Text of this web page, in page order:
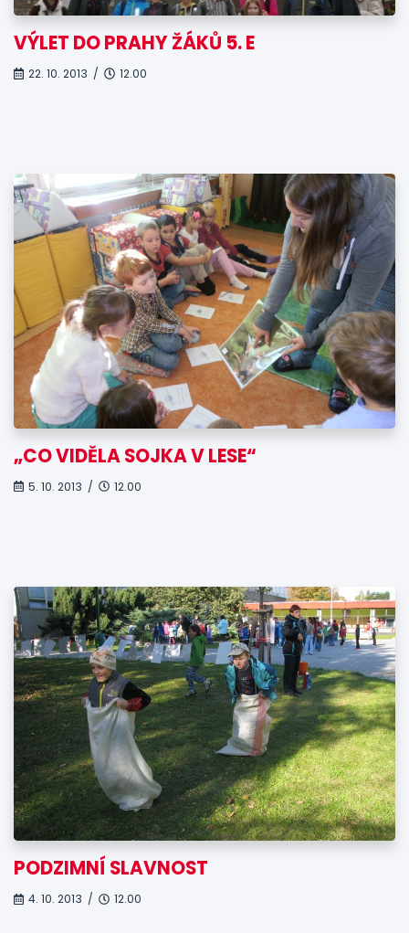
VÝLET DO PRAHY ŽÁKŮ 5. E
22. 10. 2013 / 12.00
„CO VIDĚLA SOJKA V LESE“
5. 10. 2013 / 12.00
PODZIMNÍ SLAVNOST
4. 10. 2013 / 12.00